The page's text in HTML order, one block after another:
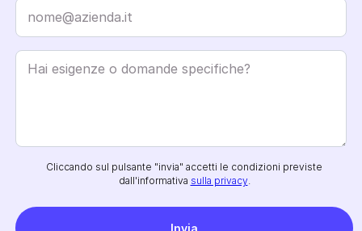
Cliccando sul pulsante "invia" accetti le condizioni previste
dall'informativa sulla privacy.